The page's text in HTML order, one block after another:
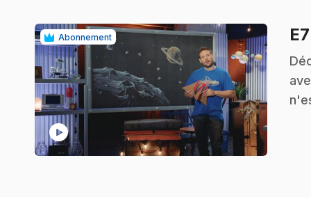
Abonnement
play_circle
E7
.